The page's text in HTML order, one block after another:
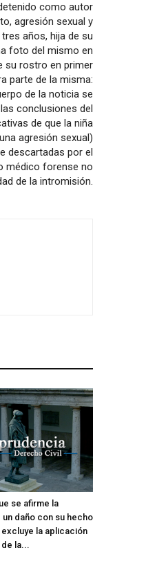
como autor
agresión sexual y
años, hija de su
foto del mismo en
su rostro en primer
parte de la misma:
de la noticia se
conclusiones del
de que la niña
agresión sexual)
descartadas por el
médico forense no
de la intromisión.
se afirme la
daño con su hecho
la aplicación
la...